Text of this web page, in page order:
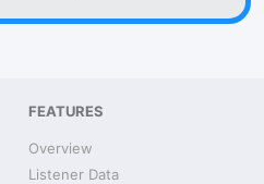
FEATURES
Overview
Listener Data